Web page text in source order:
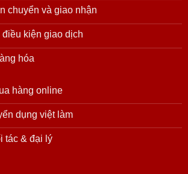
chuyển và giao nhận
kiện giao dịch
hóa
hàng online
dụng việt làm
tác & đại lý